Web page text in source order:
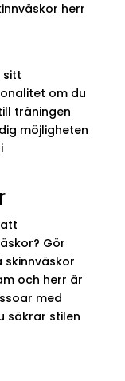
herr
sitt
om du
träningen
möjligheten
Gör
och herr är
med
säkrar stilen